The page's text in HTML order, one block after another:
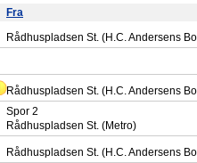
Fra
Rådhuspladsen St. (H.C. Andersens
Rådhuspladsen St. (H.C. Andersens
Spor 2
Rådhuspladsen St. (Metro)
Rådhuspladsen St. (H.C. Andersens